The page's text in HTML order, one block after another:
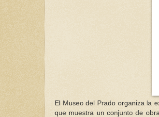
El Museo del Prado organiza la
que muestra un conjunto de